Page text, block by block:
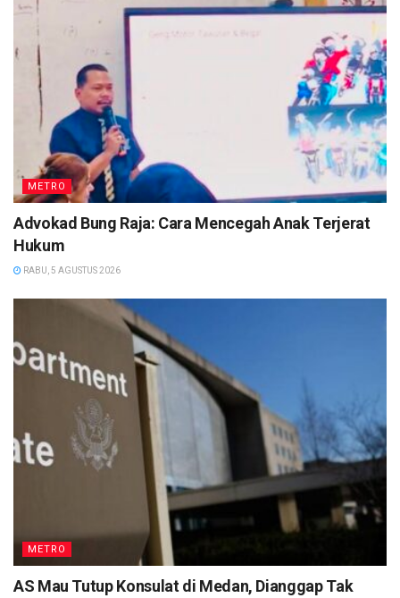
METRO
Advokad Bung Raja: Cara Mencegah Anak Terjerat
Hukum
RABU, 5 AGUSTUS 2026
METRO
AS Mau Tutup Konsulat di Medan, Dianggap Tak